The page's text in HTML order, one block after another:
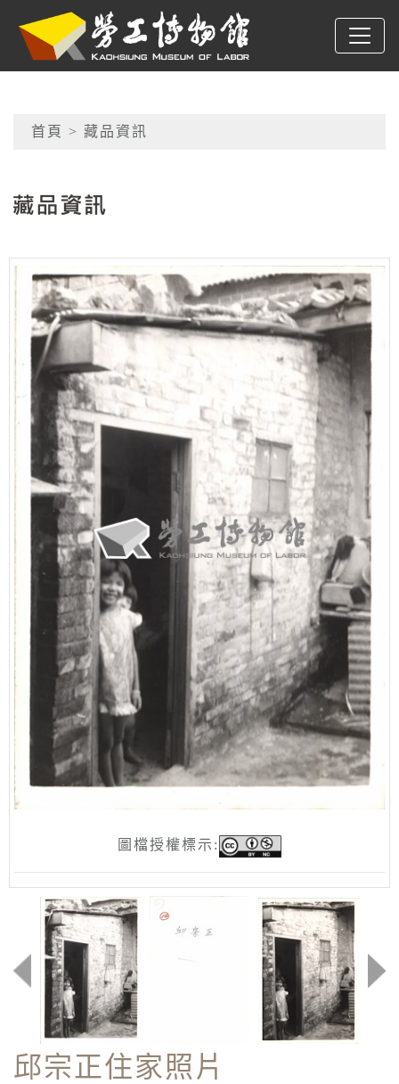
跳到主要內容
高雄市勞工博物館
網頁導覽
首頁 > 藏品資訊
圖檔授權標示:
邱宗正住家照片